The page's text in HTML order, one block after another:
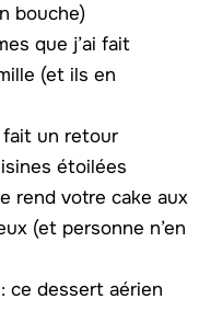
bouche)
que j’ai fait
(et ils en
un retour
étoilées
rend votre cake aux
(et personne n’en
ce dessert aérien